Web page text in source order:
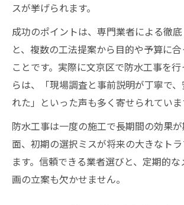
スが挙げられます。
成功のポイントは、専門業者による徹
と、複数の工法提案から目的や予算に
ことです。実際に文京区で防水工事を
らは、「現場調査と事前説明が丁寧で
れた」といった声も多く寄せられていま
防水工事は一度の施工で長期間の効果
面、初期の選択ミスが将来の大きなト
ます。信頼できる業者選びと、定期的
画の立案も欠かせません。